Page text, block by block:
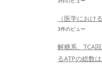
（医学におけ
3件のビュー
解糖系、TCA
るATPの総数